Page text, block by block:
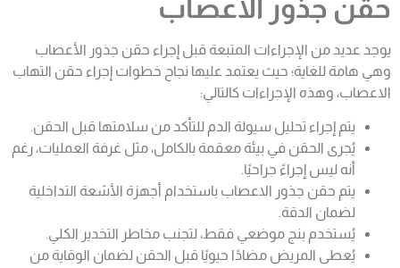
حقن جذور الأعصاب
يوجد عديد من الإجراءات المتبعة قبل إجراء حقن جذور الأعصاب
وهي هامة للغاية؛ حيث يعتمد عليها نجاح خطوات إجراء حقن التهاب
الاعصاب، وهذه الإجراءات كالتالي:
يتم إجراء تحليل سيولة الدم للتأكد من سلامتها قبل الحقن.
يُجرى الحقن في بيئة معقمة بالكامل، مثل غرفة العمليات، رغم
أنه ليس إجراءً جراحيًا.
يتم حقن جذور الاعصاب باستخدام أجهزة الأشعة التداخلية
لضمان الدقة.
يُستخدم بنج موضعي فقط، لتجنب مخاطر التخدير الكلي.
يُعطى المريض مضادًا حيويًا قبل الحقن لضمان الوقاية من